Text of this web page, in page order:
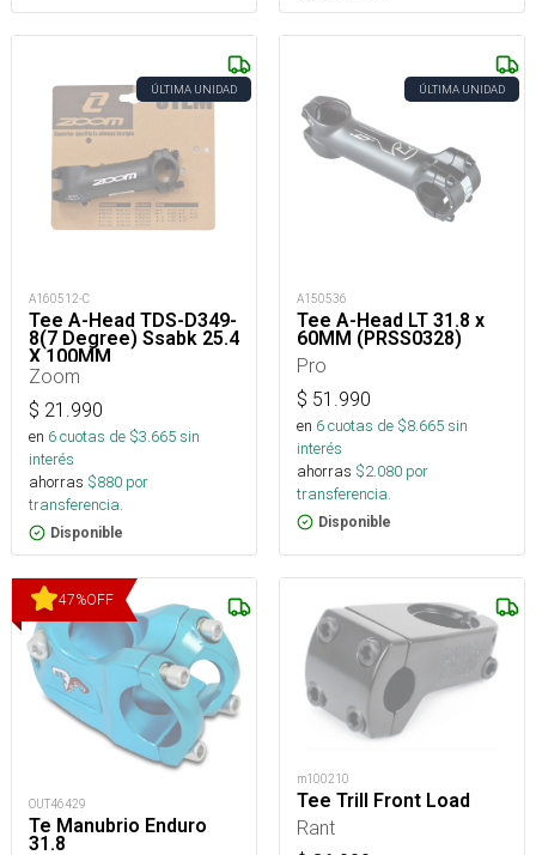
ÚLTIMA UNIDAD
A160512-C
Tee A-Head TDS-D349-
8(7 Degree) Ssabk 25.4
X 100MM
Zoom
$ 21.990
en 6cuotas de $3.665sin
interés
ahorras $880 por
transferencia.
Disponible
ÚLTIMA UNIDAD
A150536
Tee A-Head LT 31.8 x
60MM (PRSS0328)
Pro
$ 51.990
en 6cuotas de $8.665sin
interés
ahorras $2.080 por
transferencia.
Disponible
47%OFF
OUT46429
Te Manubrio Enduro
31.8
m100210
Tee Trill Front Load
Rant